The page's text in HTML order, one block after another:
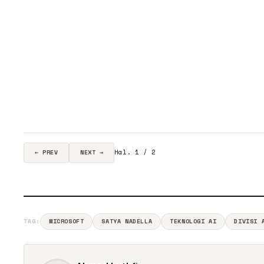
← PREV NEXT → Hal. 1 / 2
TAG: MICROSOFT SATYA NADELLA TEKNOLOGI AI DIVISI